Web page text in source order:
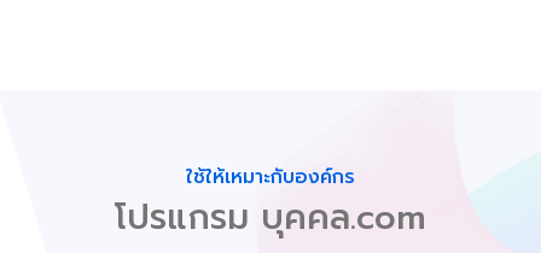
ใช้ให้เหมาะกับองค์กร
โปรแกรม บุคคล.com